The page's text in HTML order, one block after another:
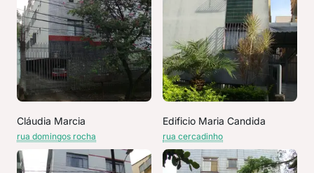
Cláudia Marcia
rua domingos rocha
Edificio Maria Candida
rua cercadinho